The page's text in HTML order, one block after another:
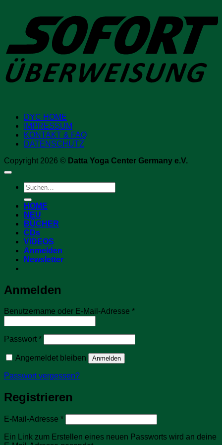
DYC HOME
IMPRESSUM
KONTAKT & FAQ
DATENSCHUTZ
Copyright 2026 © Datta Yoga Center Germany e.V.
Suchen
nach:
HOME
NEU
BÜCHER
CDs
VIDEOS
Anmelden
Newsletter
Anmelden
Benutzername oder E-Mail-Adresse *Erforderlich
Passwort *Erforderlich
Angemeldet bleiben Anmelden
Passwort vergessen?
Registrieren
E-Mail-Adresse *Erforderlich
Ein Link zum Erstellen eines neuen Passworts wird an deine